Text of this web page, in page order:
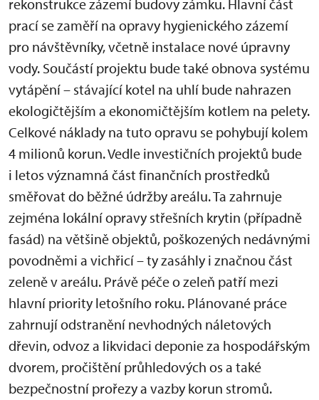
rekonstrukce zázemí budovy zámku. Hlavní část
prací se zaměří na opravy hygienického zázemí
pro návštěvníky, včetně instalace nové úpravny
vody. Součástí projektu bude také obnova systému
vytápění – stávající kotel na uhlí bude nahrazen
ekologičtějším a ekonomičtějším kotlem na pelety.
Celkové náklady na tuto opravu se pohybují kolem
4 milionů korun. Vedle investičních projektů bude
i letos významná část finančních prostředků
směřovat do běžné údržby areálu. Ta zahrnuje
zejména lokální opravy střešních krytin (případně
fasád) na většině objektů, poškozených nedávnými
povodněmi a vichřicí – ty zasáhly i značnou část
zeleně v areálu. Právě péče o zeleň patří mezi
hlavní priority letošního roku. Plánované práce
zahrnují odstranění nevhodných náletových
dřevin, odvoz a likvidaci deponie za hospodářským
dvorem, pročištění průhledových os a také
bezpečnostní prořezy a vazby korun stromů.